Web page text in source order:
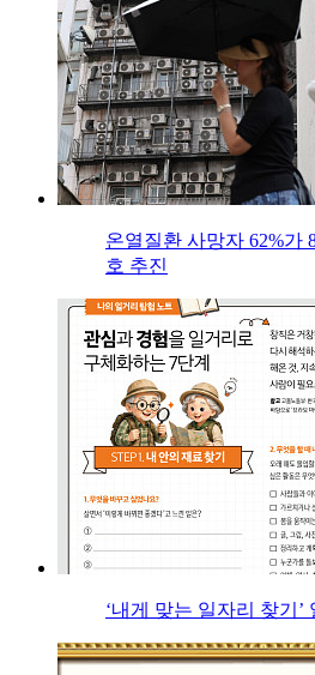
온열질환 사망자 62%가
호 추진
‘내게 맞는 일자리 찾기’